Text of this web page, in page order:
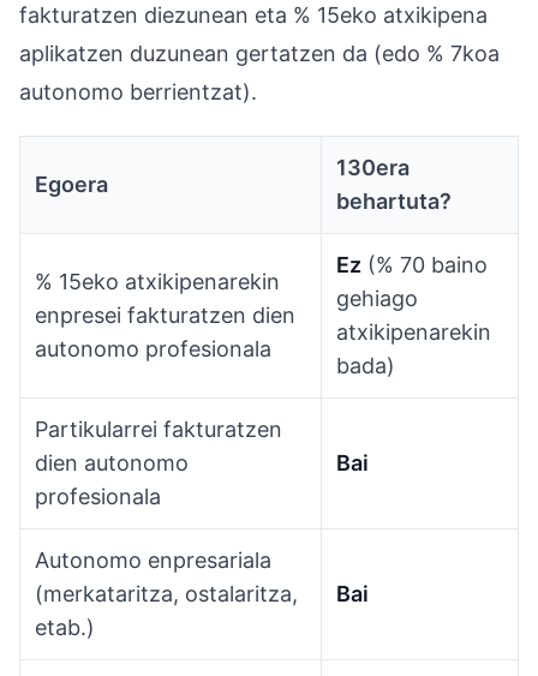
fakturatzen diezunean eta % 15eko atxikipena
aplikatzen duzunean gertatzen da (edo % 7koa
autonomo berrientzat).
Egoera
130era
behartuta?
% 15eko atxikipenarekin
enpresei fakturatzen dien
autonomo profesionala
Ez (% 70 baino
gehiago
atxikipenarekin
bada)
Partikularrei fakturatzen
dien autonomo
profesionala
Bai
Autonomo enpresariala
(merkataritza, ostalaritza,
etab.)
Bai